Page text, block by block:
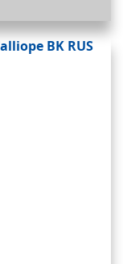
BK RUS